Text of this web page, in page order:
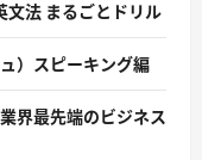
文法 まるごとドリル
）スピーキング編
界最先端のビジネス